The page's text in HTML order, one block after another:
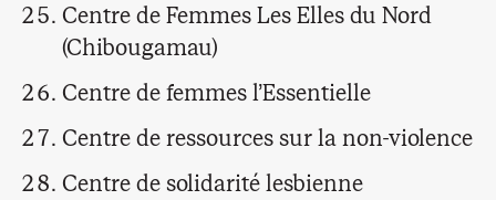
Centre de Femmes Les Elles du Nord
(Chibougamau)
Centre de femmes l’Essentielle
Centre de ressources sur la non-violence
Centre de solidarité lesbienne